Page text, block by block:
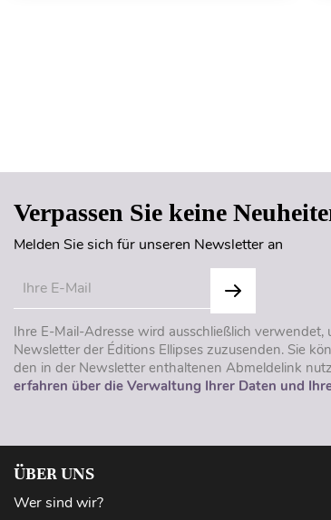
Verpassen Sie keine
Melden Sie sich für unseren Newsletter an
Ihre E-Mail-Adresse wird ausschließlich verwendet,
Newsletter der Éditions Ellipses zuzusenden. Sie
den in der Newsletter enthaltenen Abmeldelink
erfahren über die Verwaltung Ihrer Daten und
ÜBER UNS
Wer sind wir?